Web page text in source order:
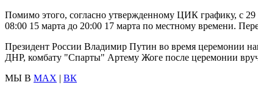
Помимо этого, согласно утвержденному ЦИК графику, с 29
08:00 15 марта до 20:00 17 марта по местному времени.
Президент России Владимир Путин во время церемонии
ДНР, комбату "Спарты" Артему Жоге после церемонии
МЫ В MAX | ВК